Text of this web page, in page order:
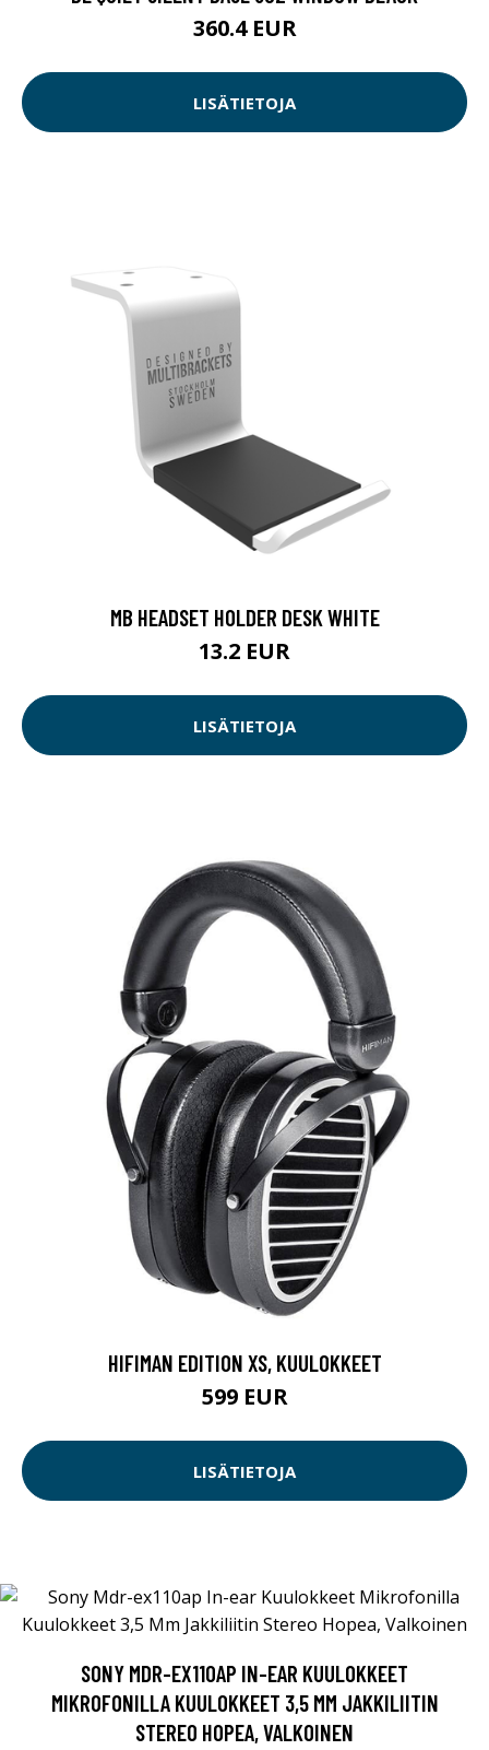
360.4 EUR
LISÄTIETOJA
MB HEADSET HOLDER DESK WHITE
13.2 EUR
LISÄTIETOJA
HIFIMAN EDITION XS, KUULOKKEET
599 EUR
LISÄTIETOJA
SONY MDR-EX110AP IN-EAR KUULOKKEET
MIKROFONILLA KUULOKKEET 3,5 MM JAKKILIITIN
STEREO HOPEA, VALKOINEN